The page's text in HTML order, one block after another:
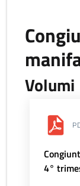
Volumi
4°